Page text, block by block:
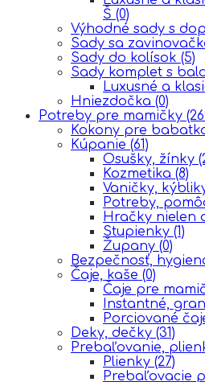
Š (0)
Výhodné sady s
Sady sa
Sady do kolísok (5)
Sady komplet s
Luxusné a
Hniezdočka (0)
Potreby pre mamičky
Kokony pre
Kúpanie (61)
Osušky, žínky
Kozmetika (8)
Vaničky,
Potreby,
Hračky nielen
Stupienky (1)
Župany (0)
Bezpečnosť,
Čaje, kaše (0)
Čaje pre
Instantné,
Porciované
Deky, dečky (31)
Prebaľovanie,
Plienky (27)
Prebaľovacie